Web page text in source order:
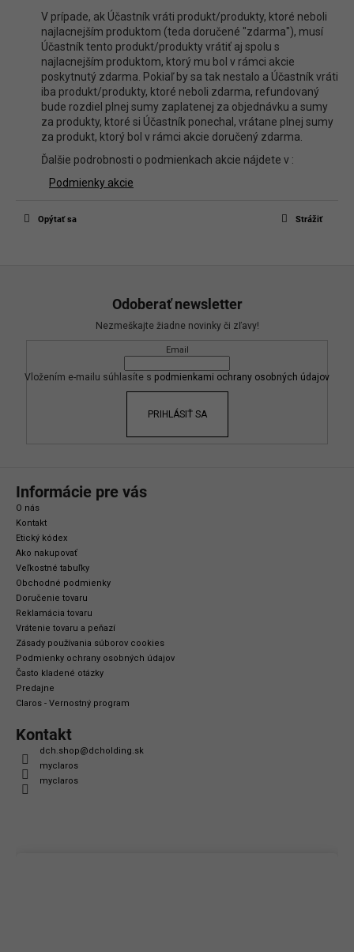
V prípade, ak Účastník vráti produkt/produkty, ktoré neboli
najlacnejším produktom (teda doručené "zdarma"), musí
Účastník tento produkt/produkty vrátiť aj spolu s
najlacnejším produktom, ktorý mu bol v rámci akcie
poskytnutý zdarma. Pokiaľ by sa tak nestalo a Účastník vráti
iba produkt/produkty, ktoré neboli zdarma, refundovaný
bude rozdiel plnej sumy zaplatenej za objednávku a sumy
za produkty, ktoré si Účastník ponechal, vrátane plnej sumy
za produkt, ktorý bol v rámci akcie doručený zdarma.
Ďalšie podrobnosti o podmienkach akcie nájdete v :
Podmienky akcie
Opýtať sa Strážiť
Odoberať newsletter
Nezmeškajte žiadne novinky či zľavy!
Email
Vložením e-mailu súhlasíte s podmienkami ochrany osobných údajov
PRIHLÁSIŤ SA
Informácie pre vás
O nás
Kontakt
Etický kódex
Ako nakupovať
Veľkostné tabuľky
Obchodné podmienky
Doručenie tovaru
Reklamácia tovaru
Vrátenie tovaru a peňazí
Zásady používania súborov cookies
Podmienky ochrany osobných údajov
Často kladené otázky
Predajne
Claros - Vernostný program
Kontakt
dch.shop@dcholding.sk
myclaros
myclaros